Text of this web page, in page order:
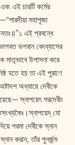
এই চারটি কর্মের
মহাপূজা
এই প্রবন্ধে
ভগবান বেদব্যাসের
উপাসনা করে
হতে হয় তা এই পুরাণে
অধ্যায়ে দেবীকে
স্নাপয়েৎ পরদেবীং
যো
পরমা দেবীকে স্নান
করান, তাঁর পুনর্জন্ম